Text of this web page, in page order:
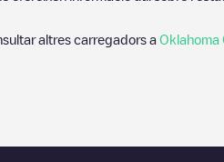
altres carregadors a Oklahoma